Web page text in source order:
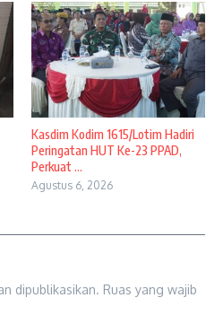
Kasdim Kodim 1615/Lotim Hadiri
Peringatan HUT Ke-23 PPAD,
Perkuat ...
Agustus 6, 2026
dipublikasikan. Ruas yang wajib